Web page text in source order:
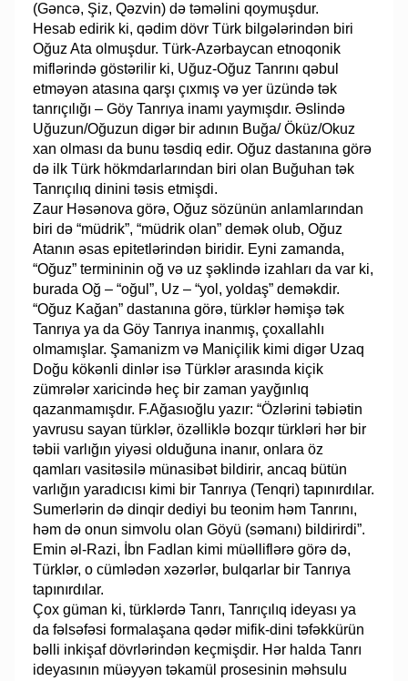
(Gəncə, Şiz, Qəzvin) də təməlini qoymuşdur.
Hesab edirik ki, qədim dövr Türk bilgələrindən biri
Oğuz Ata olmuşdur. Türk-Azərbaycan etnoqonik
miflərində göstərilir ki, Uğuz-Oğuz Tanrını qəbul
etməyən atasına qarşı çıxmış və yer üzündə tək
tanrıçılığı – Göy Tanrıya inamı yaymışdır. Əslində
Uğuzun/Oğuzun digər bir adının Buğa/ Öküz/Okuz
xan olması da bunu təsdiq edir. Oğuz dastanına görə
də ilk Türk hökmdarlarından biri olan Buğuhan tək
Tanrıçılıq dinini təsis etmişdi.
Zaur Həsənova görə, Oğuz sözünün anlamlarından
biri də “müdrik”, “müdrik olan” demək olub, Oğuz
Atanın əsas epitetlərindən biridir. Eyni zamanda,
“Oğuz” termininin oğ və uz şəklində izahları da var ki,
burada Oğ – “oğul”, Uz – “yol, yoldaş” deməkdir.
“Oğuz Kağan” dastanına görə, türklər həmişə tək
Tanrıya ya da Göy Tanrıya inanmış, çoxallahlı
olmamışlar. Şamanizm və Maniçilik kimi digər Uzaq
Doğu kökənli dinlər isə Türklər arasında kiçik
zümrələr xaricində heç bir zaman yayğınlıq
qazanmamışdır. F.Ağasıoğlu yazır: “Özlərini təbiətin
yavrusu sayan türklər, özəlliklə bozqır türkləri hər bir
təbii varlığın yiyəsi olduğuna inanır, onlara öz
qamları vasitəsilə münasibət bildirir, ancaq bütün
varlığın yaradıcısı kimi bir Tanrıya (Tenqri) tapınırdılar.
Sumerlərin də dinqir dediyi bu teonim həm Tanrını,
həm də onun simvolu olan Göyü (səmanı) bildirirdi”.
Emin əl-Razi, İbn Fadlan kimi müəlliflərə görə də,
Türklər, o cümlədən xəzərlər, bulqarlar bir Tanrıya
tapınırdılar.
Çox güman ki, türklərdə Tanrı, Tanrıçılıq ideyası ya
da fəlsəfəsi formalaşana qədər mifik-dini təfəkkürün
bəlli inkişaf dövrlərindən keçmişdir. Hər halda Tanrı
ideyasının müəyyən təkamül prosesinin məhsulu